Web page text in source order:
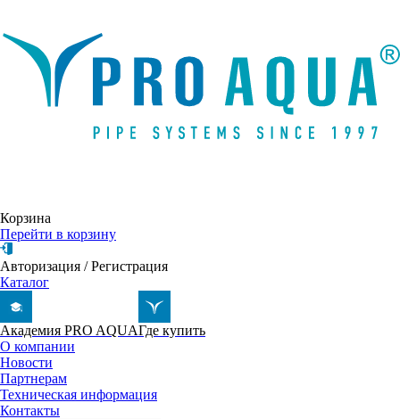
Корзина
Перейти в корзину
Авторизация /Регистрация
Каталог
Академия PRO AQUAГде купить
О компании
Новости
Партнерам
Техническая информация
Контакты